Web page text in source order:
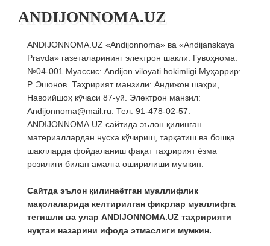
ANDIJONNOMA.UZ
ANDIJONNOMA.UZ «Andijonnoma» ва «Andijanskaya
Pravda» газеталарининг электрон шакли. Гувоҳнома:
№04-001 Муассис: Andijon viloyati hokimligi.Муҳаррир:
Р. Эшонов. Таҳририят манзили: Андижон шаҳри,
Навоийшоҳ кўчаси 87-уй. Электрон манзил:
Andijonnoma@mail.ru. Тел: 91-478-02-57.
ANDIJONNOMA.UZ сайтида эълон қилинган
материаллардан нусха кўчириш, тарқатиш ва бошқа
шаклларда фойдаланиш фақат таҳририят ёзма
розилиги билан амалга оширилиши мумкин.
Сайтда эълон қилинаётган муаллифлик
мақолаларида келтирилган фикрлар муаллифга
тегишли ва улар ANDIJONNOMA.UZ таҳририяти
нуқтаи назарини ифода этмаслиги мумкин.